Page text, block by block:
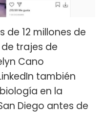
12 millones de
trajes de
Cano
también
en la
Diego antes de